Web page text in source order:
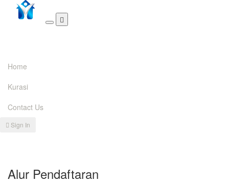
Home
Kurasi
Contact Us
Sign In
Alur Pendaftaran